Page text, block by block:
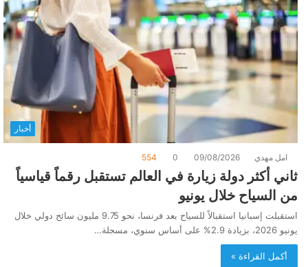
أخبار
امل مهدي 09/08/2026
0
554
ثاني أكثر دولة زيارة في العالم تستقبل رقماً قياسياً
من السياح خلال يونيو
استقبلت إسبانيا استقبالاً للسياح بعد فرنسا، نحو 9.75 مليون سائح دولي خلال
يونيو 2026، بزيادة 2.9% على أساس سنوي، مسجلة…
أكمل القراءة »